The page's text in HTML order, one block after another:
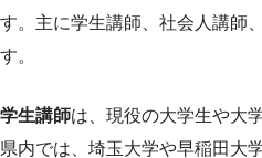
す。主に学生講師、社会人講師
す。
学生講師は、現役の大学生や大
県内では、埼玉大学や早稲田大